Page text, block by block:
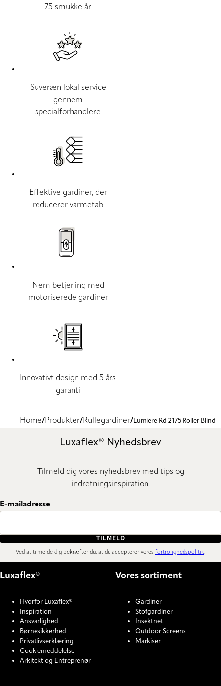
75 smukke år
Suveræn lokal service
gennem
specialforhandlere
Effektive gardiner, der
reducerer varmetab
Nem betjening med
motoriserede gardiner
Innovativt design med 5 års
garanti
Home Produkter Rullegardiner Lumiere Rd 2175 Roller Blind
Luxaflex® Nyhedsbrev
Tilmeld dig vores nyhedsbrev med tips og
indretningsinspiration.
E-mailadresse
TILMELD
Ved at tilmelde dig bekræfter du, at du accepterer vores fortrolighedspolitik.
Luxaflex®
Hvorfor Luxaflex®
Inspiration
Ansvarlighed
Børnesikkerhed
Privatlivserklæring
Cookiemeddelelse
Arkitekt og Entreprenør
Vores sortiment
Gardiner
Stofgardiner
Insektnet
Outdoor Screens
Markiser